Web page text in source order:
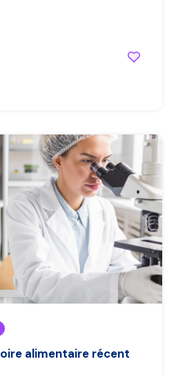
alimentaire récent